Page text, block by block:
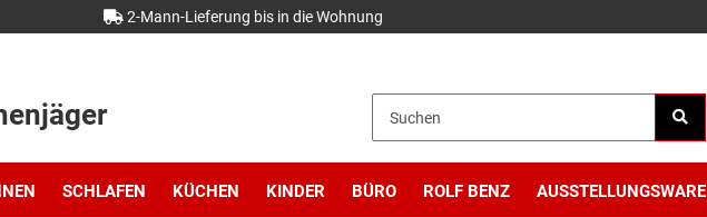
2-Mann-Lieferung bis in die Wohnung
SCHLAFEN KÜCHEN KINDER BÜRO ROLF BENZ AUSSTELLUNGSWARE